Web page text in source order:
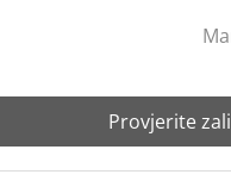
Provjerite